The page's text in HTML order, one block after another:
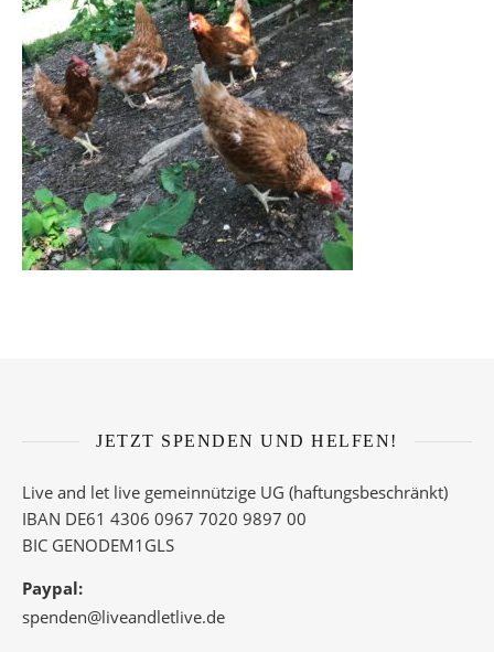
JETZT SPENDEN UND HELFEN!
Live and let live gemeinnützige UG (haftungsbeschränkt)
IBAN DE61 4306 0967 7020 9897 00
BIC GENODEM1GLS
Paypal:
spenden@liveandletlive.de